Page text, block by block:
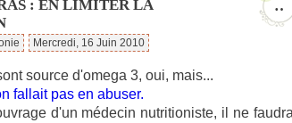
…
: EN LIMITER LA
Mercredi, 16 Juin 2010
source d'omega 3, oui, mais...
fallait pas en abuser.
d'un médecin nutritioniste, il ne